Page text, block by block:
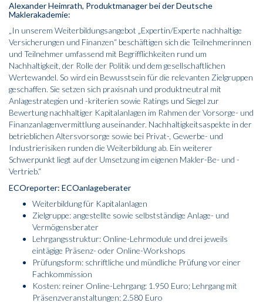
Alexander Heimrath, Produktmanager bei der Deutsche
Maklerakademie:
„In unserem Weiterbildungsangebot „Expertin/Experte nachhaltige
Versicherungen und Finanzen“ beschäftigen sich die Teilnehmerinnen
und Teilnehmer umfassend mit Begrifflichkeiten rund um
Nachhaltigkeit, der Rolle der Politik und dem gesellschaftlichen
Wertewandel. So wird ein Bewusstsein für die relevanten Zielgruppen
geschaffen. Sie setzen sich praxisnah und produktneutral mit
Anlagestrategien und -kriterien sowie Ratings und Siegel zur
Bewertung nachhaltiger Kapital­anlagen im Rahmen der Vorsorge- und
Finanzanlagen­vermittlung auseinander. Nachhaltigkeitsaspekte in der
betrieblichen Altersvorsorge sowie bei Privat-, Gewerbe- und
Industrierisiken runden die Weiterbildung ab. Ein weiterer
Schwerpunkt liegt auf der Umsetzung im eigenen Makler-Be- und -
Vertrieb.“
ECOreporter: ECOanlageberater
Weiterbildung für Kapitalanlagen
Zielgruppe: angestellte sowie selbstständige Anlage- und
Vermögensberater
Lehrgangsstruktur: Online-Lehrmodule und drei jeweils
eintägige Präsenz- oder Online-Workshops
Prüfungsform: schriftliche und mündliche Prüfung vor einer
Fachkommission
Kosten: reiner Online-Lehrgang: 1.950 Euro; Lehrgang mit
Präsenzveranstaltungen: 2.580 Euro